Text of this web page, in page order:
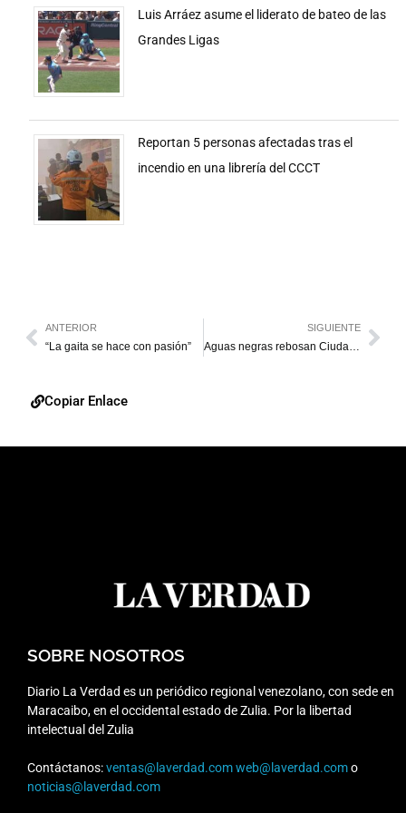
Luis Arráez asume el liderato de bateo de las
Grandes Ligas
Reportan 5 personas afectadas tras el
incendio en una librería del CCCT
ANTERIOR
“La gaita se hace con pasión”
SIGUIENTE
Aguas negras rebosan Ciudad Sucre en Cabimas
Copiar Enlace
SOBRE NOSOTROS
Diario La Verdad es un periódico regional venezolano, con sede en
Maracaibo, en el occidental estado de Zulia. Por la libertad
intelectual del Zulia
Contáctanos:ventas@laverdad.comweb@laverdad.como
noticias@laverdad.com